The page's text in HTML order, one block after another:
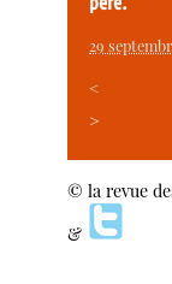
29
<
>
© la revue
&